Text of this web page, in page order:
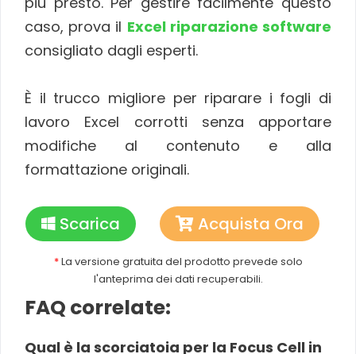
caso, prova il Excel riparazione software
consigliato dagli esperti.
È il trucco migliore per riparare i fogli di
lavoro Excel corrotti senza apportare
modifiche al contenuto e alla
formattazione originali.
Scarica Acquista Ora
*La versione gratuita del prodotto prevede solo
l'anteprima dei dati recuperabili.
FAQ correlate:
Qual è la scorciatoia per la Focus Cell in